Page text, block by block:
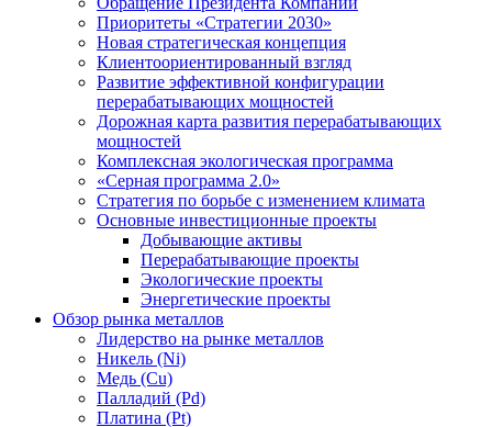
Приоритеты «Стратегии 2030»
Новая стратегическая концепция
Клиентоориентированный взгляд
Развитие эффективной конфигурации
перерабатывающих мощностей
Дорожная карта развития перерабатывающих
мощностей
Комплексная экологическая программа
«Серная программа 2.0»
Стратегия по борьбе с изменением климата
Основные инвестиционные проекты
Добывающие активы
Перерабатывающие проекты
Экологические проекты
Энергетические проекты
Обзор рынка металлов
Лидерство на рынке металлов
Никель (Ni)
Медь (Cu)
Палладий (Pd)
Платина (Pt)